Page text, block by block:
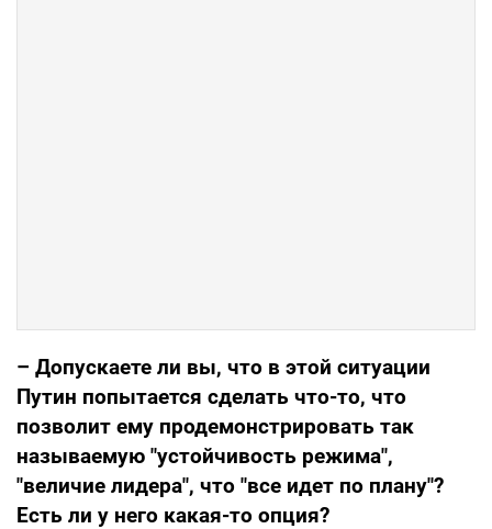
– Допускаете ли вы, что в этой ситуации
Путин попытается сделать что-то, что
позволит ему продемонстрировать так
называемую "устойчивость режима",
"величие лидера", что "все идет по плану"?
Есть ли у него какая-то опция?